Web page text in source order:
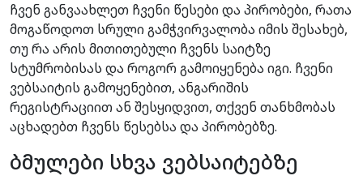
ჩვენ განვაახლეთ ჩვენი წესები და პირობები, რათა
მოგაწოდოთ სრული გამჭვირვალობა იმის შესახებ,
თუ რა არის მითითებული ჩვენს საიტზე
სტუმრობისას და როგორ გამოიყენება იგი. ჩვენი
ვებსაიტის გამოყენებით, ანგარიშის
რეგისტრაციით ან შესყიდვით, თქვენ თანხმობას
აცხადებთ ჩვენს წესებსა და პირობებზე.
ბმულები სხვა ვებსაიტებზე